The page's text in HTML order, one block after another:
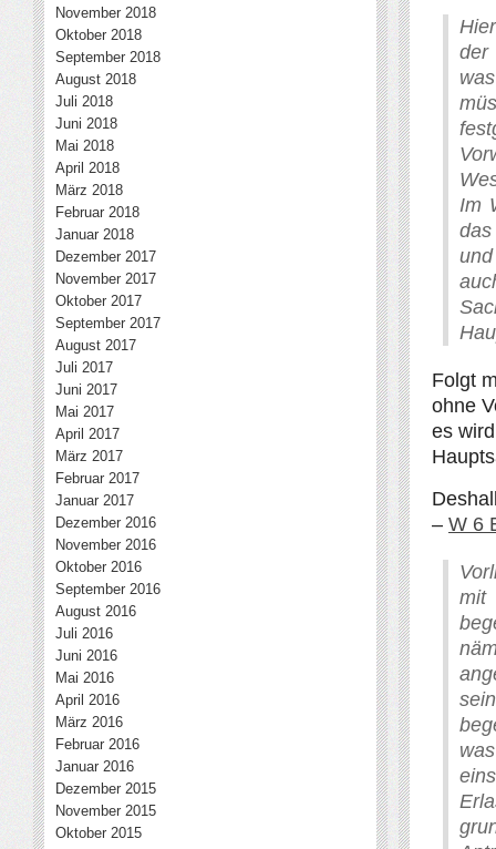
der
Im
Folgt
ohne
es
– W 6
mit
November 2018
Oktober 2018
September 2018
August 2018
Juli 2018
Juni 2018
Mai 2018
April 2018
März 2018
Februar 2018
Januar 2018
Dezember 2017
November 2017
Oktober 2017
September 2017
August 2017
Juli 2017
Juni 2017
Mai 2017
April 2017
März 2017
Februar 2017
Januar 2017
Dezember 2016
November 2016
Oktober 2016
September 2016
August 2016
Juli 2016
Juni 2016
Mai 2016
April 2016
März 2016
Februar 2016
Januar 2016
Dezember 2015
November 2015
Oktober 2015